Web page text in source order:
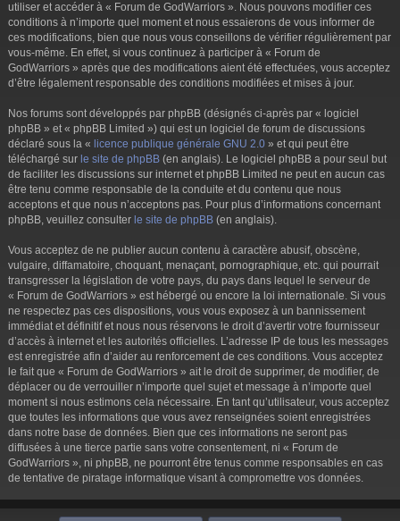
utiliser et accéder à « Forum de GodWarriors ». Nous pouvons modifier ces
conditions à n’importe quel moment et nous essaierons de vous informer de
ces modifications, bien que nous vous conseillons de vérifier régulièrement par
vous-même. En effet, si vous continuez à participer à « Forum de
GodWarriors » après que des modifications aient été effectuées, vous acceptez
d’être légalement responsable des conditions modifiées et mises à jour.
Nos forums sont développés par phpBB (désignés ci-après par « logiciel
phpBB » et « phpBB Limited ») qui est un logiciel de forum de discussions
déclaré sous la « licence publique générale GNU 2.0 » et qui peut être
téléchargé sur le site de phpBB (en anglais). Le logiciel phpBB a pour seul but
de faciliter les discussions sur internet et phpBB Limited ne peut en aucun cas
être tenu comme responsable de la conduite et du contenu que nous
acceptons et que nous n’acceptons pas. Pour plus d’informations concernant
phpBB, veuillez consulter le site de phpBB (en anglais).
Vous acceptez de ne publier aucun contenu à caractère abusif, obscène,
vulgaire, diffamatoire, choquant, menaçant, pornographique, etc. qui pourrait
transgresser la législation de votre pays, du pays dans lequel le serveur de
« Forum de GodWarriors » est hébergé ou encore la loi internationale. Si vous
ne respectez pas ces dispositions, vous vous exposez à un bannissement
immédiat et définitif et nous nous réservons le droit d’avertir votre fournisseur
d’accès à internet et les autorités officielles. L’adresse IP de tous les messages
est enregistrée afin d’aider au renforcement de ces conditions. Vous acceptez
le fait que « Forum de GodWarriors » ait le droit de supprimer, de modifier, de
déplacer ou de verrouiller n’importe quel sujet et message à n’importe quel
moment si nous estimons cela nécessaire. En tant qu’utilisateur, vous acceptez
que toutes les informations que vous avez renseignées soient enregistrées
dans notre base de données. Bien que ces informations ne seront pas
diffusées à une tierce partie sans votre consentement, ni « Forum de
GodWarriors », ni phpBB, ne pourront être tenus comme responsables en cas
de tentative de piratage informatique visant à compromettre vos données.